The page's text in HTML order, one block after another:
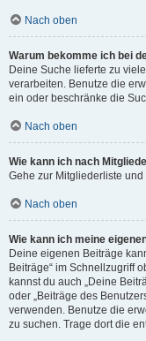
Nach oben
Warum bekomme ich bei
Deine Suche lieferte zu
verarbeiten. Benutze die
ein oder beschränke die
Nach oben
Wie kann ich nach
Gehe zur Mitgliederliste und
Nach oben
Wie kann ich meine
Deine eigenen Beiträge
Beiträge“ im Schnellzugriff
kannst du auch „Deine
oder „Beiträge des
verwenden. Benutze die
zu suchen. Trage dort die